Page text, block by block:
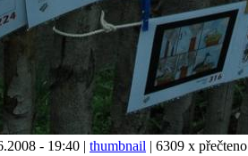
- 19:40 | thumbnail | 6309 x přečteno